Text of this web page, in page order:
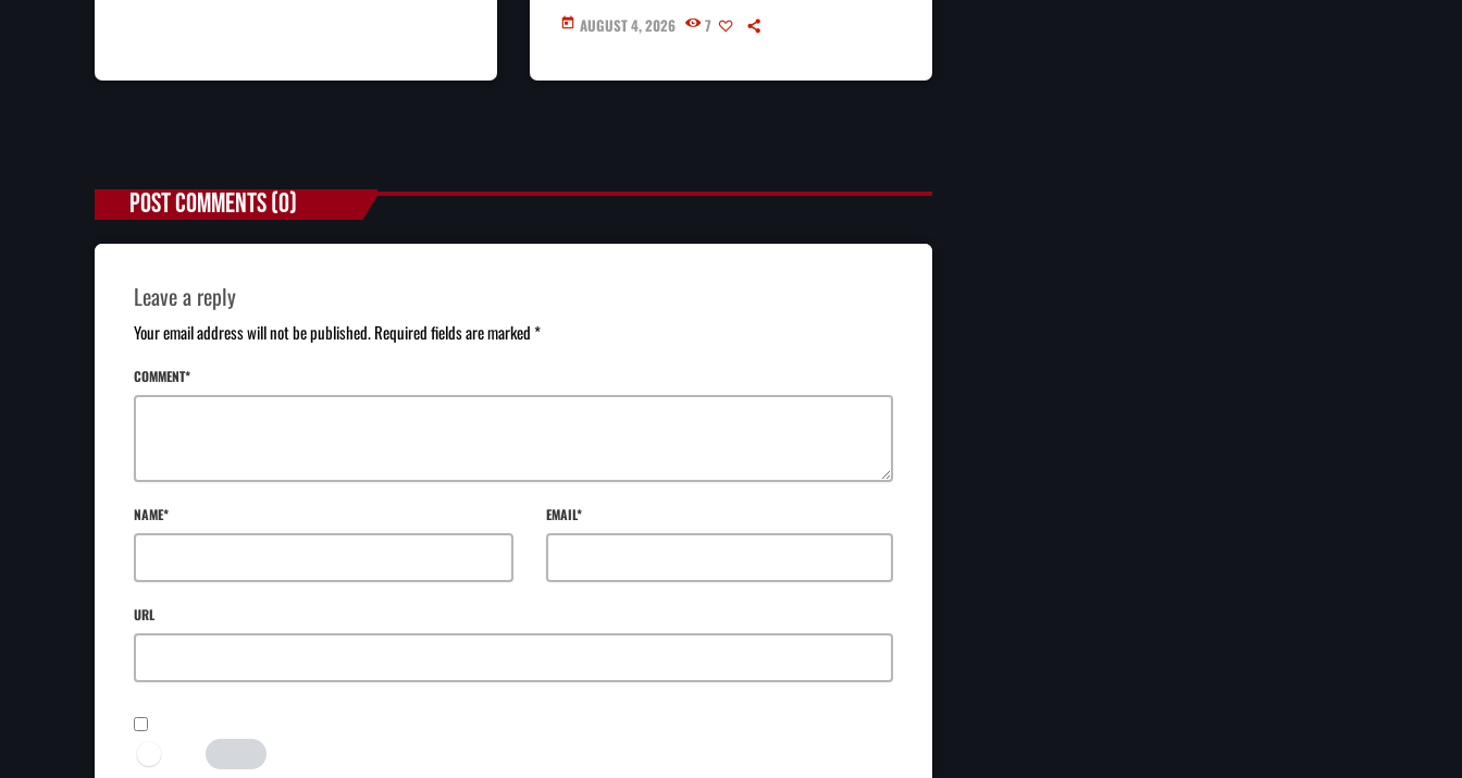
today AUGUST 4, 2026 7
POST COMMENTS (0)
Leave a reply
Your email address will not be published. Required fields are marked *
COMMENT*
NAME* EMAIL*
URL
I AM HUMAN